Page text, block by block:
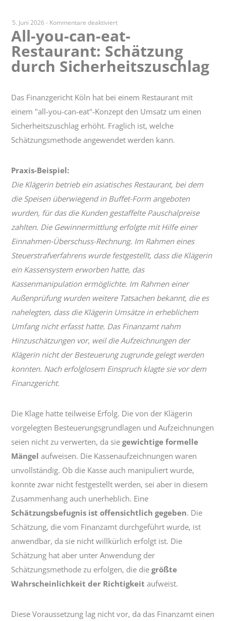
5. Juni 2026 - Kommentare deaktiviertfür
All-
you-
can-
eat-
Sicherheitszuschlag
All-you-can-eat-
Restaurant: Schätzung
durch Sicherheitszuschlag
Das Finanzgericht Köln hat bei einem Restaurant mit
einem "all-you-can-eat"-Konzept den Umsatz um einen
Sicherheitszuschlag erhöht. Fraglich ist, welche
Schätzungsmethode angewendet werden kann.
Praxis-Beispiel:
Die Klägerin betrieb ein asiatisches Restaurant, bei dem
die Speisen überwiegend in Buffet-Form angeboten
wurden, für das die Kunden gestaffelte Pauschalpreise
zahlten. Die Gewinnermittlung erfolgte mit Hilfe einer
Einnahmen-Überschuss-Rechnung. Im Rahmen eines
Steuerstrafverfahrens wurde festgestellt, dass die Klägerin
ein Kassensystem erworben hatte, das
Kassenmanipulation ermöglichte. Im Rahmen einer
Außenprüfung wurden weitere Tatsachen bekannt, die es
nahelegten, dass die Klägerin Umsätze in erheblichem
Umfang nicht erfasst hatte. Das Finanzamt nahm
Hinzuschätzungen vor, weil die Aufzeichnungen der
Klägerin nicht der Besteuerung zugrunde gelegt werden
konnten. Nach erfolglosem Einspruch klagte sie vor dem
Finanzgericht.
Die Klage hatte teilweise Erfolg. Die von der Klägerin
vorgelegten Besteuerungsgrundlagen und Aufzeichnungen
seien nicht zu verwerten, da siegewichtige formelle
Mängel aufweisen. Die Kassenaufzeichnungen waren
unvollständig. Ob die Kasse auch manipuliert wurde,
konnte zwar nicht festgestellt werden, sei aber in diesem
Zusammenhang auch unerheblich. Eine
Schätzungsbefugnis ist offensichtlich gegeben. Die
Schätzung, die vom Finanzamt durchgeführt wurde, ist
anwendbar, da sie nicht willkürlich erfolgt ist. Die
Schätzung hat aber unter Anwendung der
Schätzungsmethode zu erfolgen, die diegrößte
Wahrscheinlichkeit der Richtigkeit aufweist.
Diese Voraussetzung lag nicht vor, da das Finanzamt einen